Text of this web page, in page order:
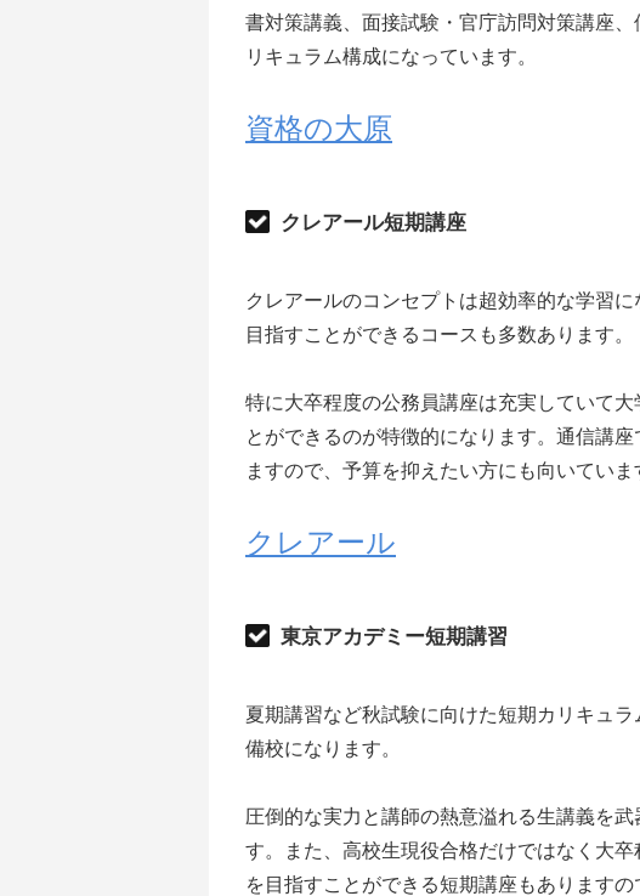
書対策講義、面接試験・官庁訪問対策講座
リキュラム構成になっています。
資格の大原
クレアール短期講座
クレアールのコンセプトは超効率的な学習
目指すことができるコースも多数あります。
特に大卒程度の公務員講座は充実していて
とができるのが特徴的になります。通信講
ますので、予算を抑えたい方にも向いていま
クレアール
東京アカデミー短期講習
夏期講習など秋試験に向けた短期カリキュ
備校になります。
圧倒的な実力と講師の熱意溢れる生講義を
す。また、高校生現役合格だけではなく大
を目指すことができる短期講座もありますの